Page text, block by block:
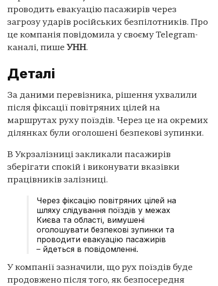
проводить евакуацію пасажирів через
загрозу ударів російських безпілотників. Про
це компанія повідомила у своєму Telegram-
каналі, пише УНН.
Деталі
За даними перевізника, рішення ухвалили
після фіксації повітряних цілей на
маршрутах руху поїздів. Через це на окремих
ділянках були оголошені безпекові зупинки.
В Укрзалізниці закликали пасажирів
зберігати спокій і виконувати вказівки
працівників залізниці.
Через фіксацію повітряних цілей на
шляху слідування поїздів у межах
Києва та області, вимушені
оголошувати безпекові зупинки та
проводити евакуацію пасажирів
– йдеться в повідомленні.
У компанії зазначили, що рух поїздів буде
продовжено після того, як безпосередня